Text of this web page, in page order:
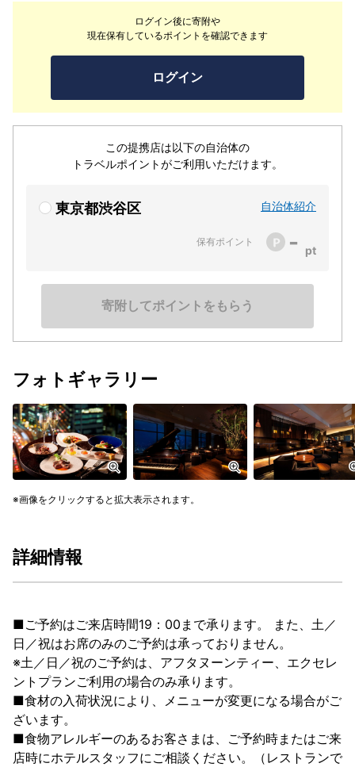
ログイン後に寄附や
現在保有しているポイントを確認できます
ログイン
この提携店は以下の自治体の
トラベルポイントがご利用いただけます。
東京都渋谷区 自治体紹介
保有ポイント -
寄附してポイントをもらう
スキーをはじめ、国内外の銘酒を豊富に取り揃え、バーテ
ンダーが創作するマンスリーカクテルも人気です。メイン
ダイニングの本格的な旬の肴と共に、至福のひとときをお
過ごしいただけます。特別な記念日やデートに最適な空間
で、煌めく夜景と美酒に酔いしれる時間をご堪能くださ
い。ご予約をお待ちしております。
フォトギャラリー
画像をクリックすると拡大表示されます。
詳細情報
■ご予約はご来店時間19：00まで承ります。 また、土／
日／祝はお席のみのご予約は承っておりません。
※土／日／祝のご予約は、アフタヌーンティー、エクセレ
ントプランご利用の場合のみ承ります。
■食材の入荷状況により、メニューが変更になる場合がご
ざいます。
■食物アレルギーのあるお客さまは、ご予約時またはご来
店時にホテルスタッフにご相談ください。（レストランで